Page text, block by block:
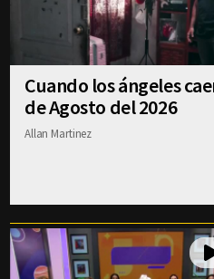
Cuando los ángeles
de Agosto del 2026
Allan Martinez